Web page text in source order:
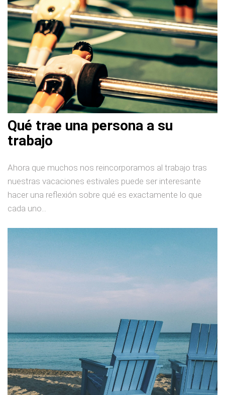
Qué trae una persona a su
trabajo
Ahora que muchos nos reincorporamos al trabajo tras
nuestras vacaciones estivales puede ser interesante
hacer una reflexión sobre qué es exactamente lo que
cada uno...